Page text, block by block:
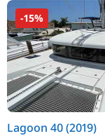
-15%
Lagoon 40 (2019)